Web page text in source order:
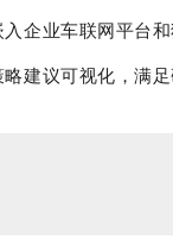
企业车联网平台
建议可视化，满足